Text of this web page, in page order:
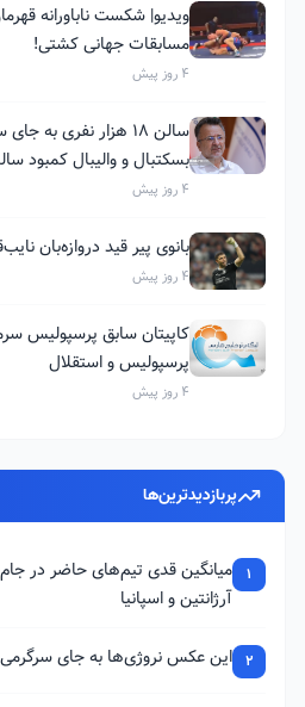
ویدیو| شکست ناباورانه
مسابقات جهانی کشتی!
4 روز پیش
بسکتبال و والیبال کمبود
4 روز پیش
بانوی پیر قید دروازه‌بان
4 روز پیش
کاپیتان سابق پرسپولیس
پرسپولیس و استقلال
4 روز پیش
پربازدیدترین‌ها
1
میانگین قدی تیم‌های حاضر در
آرژانتین و اسپانیا
2 این عکس نروژی‌ها به جای